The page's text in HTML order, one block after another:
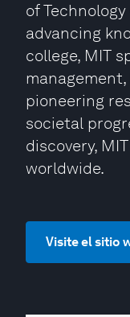
of
advancing
college, MIT
pioneering
societal
discovery,
worldwide.
Visite el sitio